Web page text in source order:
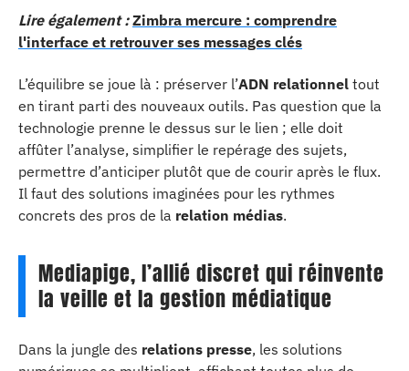
Lire également : Zimbra mercure : comprendre
l'interface et retrouver ses messages clés
L’équilibre se joue là : préserver l’ADN relationnel tout
en tirant parti des nouveaux outils. Pas question que la
technologie prenne le dessus sur le lien ; elle doit
affûter l’analyse, simplifier le repérage des sujets,
permettre d’anticiper plutôt que de courir après le flux.
Il faut des solutions imaginées pour les rythmes
concrets des pros de la relation médias.
Mediapige, l’allié discret qui réinvente
la veille et la gestion médiatique
Dans la jungle des relations presse, les solutions